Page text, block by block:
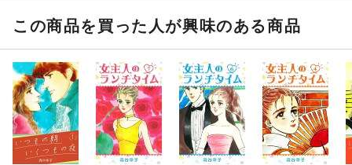
この商品を買った人が興味のある商品